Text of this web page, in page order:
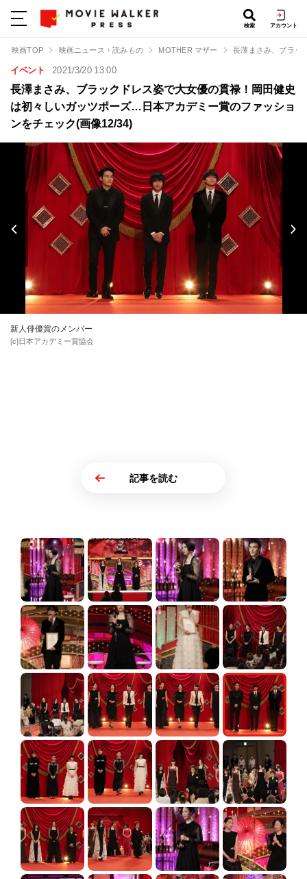
検索 アカウント
映画TOP 映画ニュース・読みもの MOTHER マザー 長澤まさみ、ブラッ
イベント 2021/3/20 13:00
長澤まさみ、ブラックドレス姿で大女優の貫禄！岡田健史
は初々しいガッツポーズ…日本アカデミー賞のファッショ
ンをチェック(画像12/34)
新人俳優賞のメンバー
[c]日本アカデミー賞協会
記事を読む